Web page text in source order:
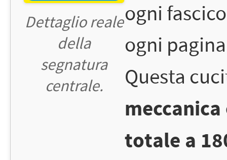
Dettaglio reale
della
segnatura
centrale.
ogni
ogni
Questa
totale a